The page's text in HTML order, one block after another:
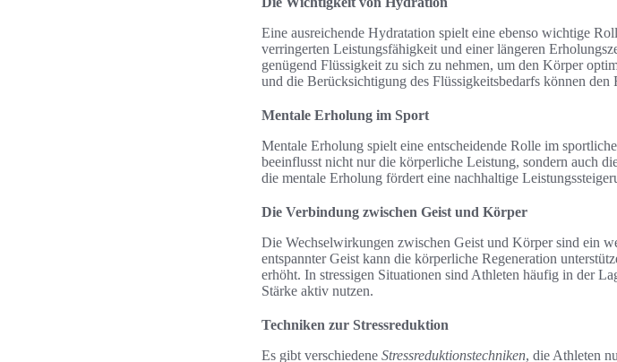
Eine ausreichende Hydratation spielt eine ebenso wichtige
verringerten Leistungsfähigkeit und einer längeren
genügend Flüssigkeit zu sich zu nehmen, um den Körper
und die Berücksichtigung des Flüssigkeitsbedarfs können den
Mentale Erholung im Sport
Mentale Erholung spielt eine entscheidende Rolle im
beeinflusst nicht nur die körperliche Leistung, sondern auch
die mentale Erholung fördert eine nachhaltige
Die Verbindung zwischen Geist und Körper
Die Wechselwirkungen zwischen Geist und Körper sind ein
entspannter Geist kann die körperliche Regeneration
erhöht. In stressigen Situationen sind Athleten häufig in der
Stärke aktiv nutzen.
Techniken zur Stressreduktion
Es gibt verschiedene Stressreduktionstechniken, die Athleten